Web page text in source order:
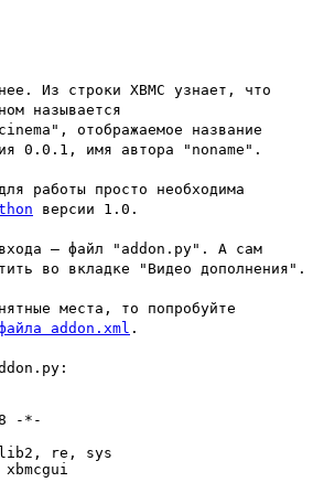
Из строки XBMC узнает, что
называется
отображаемое название
0.0.1, имя автора "noname".
работы просто необходима
версии 1.0.
– файл "addon.py". А сам
во вкладке "Видео дополнения".
места, то попробуйте
addon.xml .
-*-
re, sys